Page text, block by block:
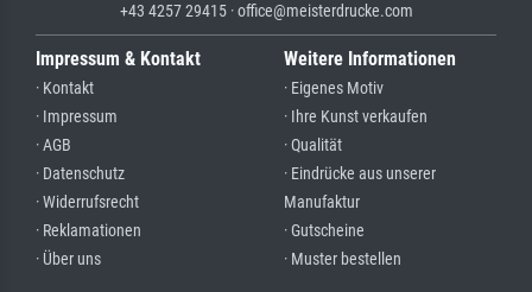
+43 4257 29415 · office@meisterdrucke.com
Impressum & Kontakt
· Kontakt
· Impressum
· AGB
· Datenschutz
· Widerrufsrecht
· Reklamationen
· Über uns
Weitere Informationen
· Eigenes Motiv
· Ihre Kunst verkaufen
· Qualität
· Eindrücke aus unserer
Manufaktur
· Gutscheine
· Muster bestellen